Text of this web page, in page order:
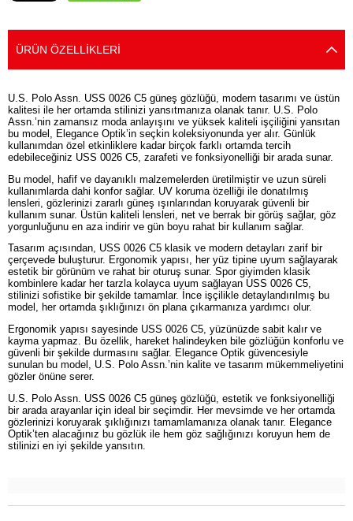
ÜRÜN ÖZELLIKLERI
U.S. Polo Assn. USS 0026 C5 güneş gözlüğü, modern tasarımı ve üstün
kalitesi ile her ortamda stilinizi yansıtmanıza olanak tanır. U.S. Polo
Assn.’nin zamansız moda anlayışını ve yüksek kaliteli işçiliğini yansıtan
bu model, Elegance Optik’in seçkin koleksiyonunda yer alır. Günlük
kullanımdan özel etkinliklere kadar birçok farklı ortamda tercih
edebileceğiniz USS 0026 C5, zarafeti ve fonksiyonelliği bir arada sunar.
Bu model, hafif ve dayanıklı malzemelerden üretilmiştir ve uzun süreli
kullanımlarda dahi konfor sağlar. UV koruma özelliği ile donatılmış
lensleri, gözlerinizi zararlı güneş ışınlarından koruyarak güvenli bir
kullanım sunar. Üstün kaliteli lensleri, net ve berrak bir görüş sağlar, göz
yorgunluğunu en aza indirir ve gün boyu rahat bir kullanım sağlar.
Tasarım açısından, USS 0026 C5 klasik ve modern detayları zarif bir
çerçevede buluşturur. Ergonomik yapısı, her yüz tipine uyum sağlayarak
estetik bir görünüm ve rahat bir oturuş sunar. Spor giyimden klasik
kombinlere kadar her tarzla kolayca uyum sağlayan USS 0026 C5,
stilinizi sofistike bir şekilde tamamlar. İnce işçilikle detaylandırılmış bu
model, her ortamda şıklığınızı ön plana çıkarmanıza yardımcı olur.
Ergonomik yapısı sayesinde USS 0026 C5, yüzünüzde sabit kalır ve
kayma yapmaz. Bu özellik, hareket halindeyken bile gözlüğün konforlu ve
güvenli bir şekilde durmasını sağlar. Elegance Optik güvencesiyle
sunulan bu model, U.S. Polo Assn.’nin kalite ve tasarım mükemmeliyetini
gözler önüne serer.
U.S. Polo Assn. USS 0026 C5 güneş gözlüğü, estetik ve fonksiyonelliği
bir arada arayanlar için ideal bir seçimdir. Her mevsimde ve her ortamda
gözlerinizi koruyarak şıklığınızı tamamlamanıza olanak tanır. Elegance
Optik’ten alacağınız bu gözlük ile hem göz sağlığınızı koruyun hem de
stilinizi en iyi şekilde yansıtın.